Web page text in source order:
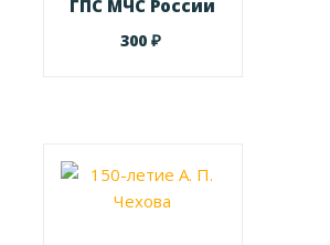
ГПС МЧС России
300₽